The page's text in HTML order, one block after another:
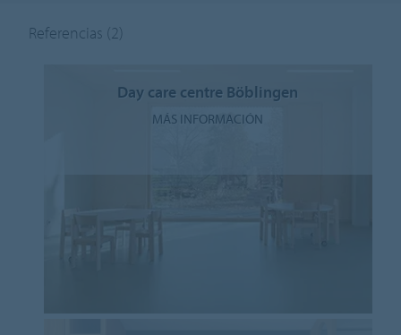
Referencias (2)
Day care centre Böblingen
MÁS INFORMACIÓN